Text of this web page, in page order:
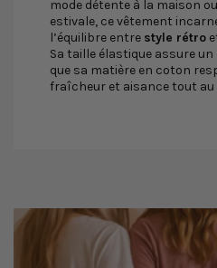
mode détente à la maison
estivale, ce vêtement
l’équilibre entre style rétro
Sa taille élastique assure
que sa matière en coton
fraîcheur et aisance tout au